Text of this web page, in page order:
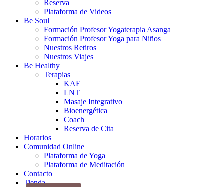
Reserva
Plataforma de Videos
Be Soul
Formación Profesor Yogaterapia Asanga
Formación Profesor Yoga para Niños
Nuestros Retiros
Nuestros Viajes
Be Healthy
Terapias
KAE
LNT
Masaje Integrativo
Bioenergética
Coach
Reserva de Cita
Horarios
Comunidad Online
Plataforma de Yoga
Plataforma de Meditación
Contacto
Tienda